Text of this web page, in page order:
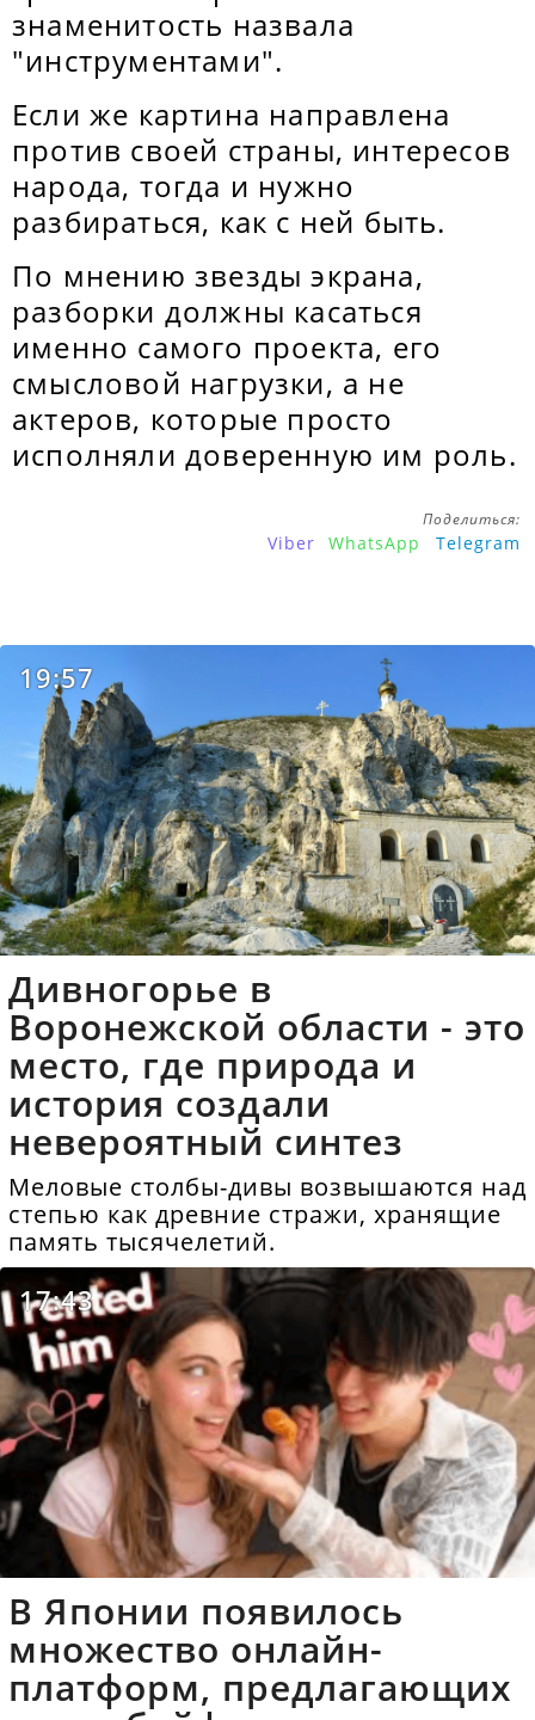
знаменитость назвала
"инструментами".
Если же картина направлена
против своей страны, интересов
народа, тогда и нужно
разбираться, как с ней быть.
По мнению звезды экрана,
разборки должны касаться
именно самого проекта, его
смысловой нагрузки, а не
актеров, которые просто
исполняли доверенную им роль.
Поделиться:
Viber WhatsApp Telegram
19:57
Дивногорье в
Воронежской области - это
место, где природа и
история создали
невероятный синтез
Меловые столбы-дивы возвышаются над
степью как древние стражи, хранящие
память тысячелетий.
17:43
В Японии появилось
множество онлайн-
платформ, предлагающих